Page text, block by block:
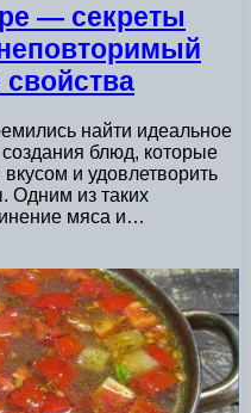
— секреты
найти идеальное
блюд, которые
и удовлетворить
Одним из таких
мяса и…